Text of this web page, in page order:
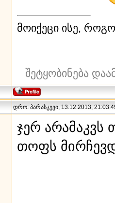
მოიქეცი ისე,
შეტყობინება
დრო: პარასკევი, 13.12.2013,
ჯერ
თოფს